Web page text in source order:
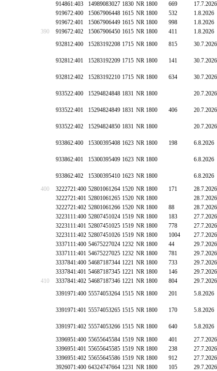
914861:403
14989083027 1830 NR 1800 669
17.7.2026
919672:400
15067906448 1615 NR 1800 532
1.8.2026
919672:401
15067906449 1615 NR 1800 998
1.8.2026
390
919672:402 15067906450 1615 NR 1800 411
1.8.2026
932812:400
15283192208 1715 NR 1800 815 30.7.2026
932812:401 15283192209 1715 NR 1800 141 30.7.2026
932812:402 15283192210 1715 NR 1800 634 30.7.2026
933522:400 15294824848 1831 NR 1800 20.7.2026
933522:401 15294824849 1831 NR 1800 406 20.7.2026
933522:402 15294824850 1831 NR 1800 20.7.2026
933862:400 15300395408 1623 NR 1800 198 6.8.2026
933862:401 15300395409 1623 NR 1800 6.8.2026
933862:402 15300395410 1623 NR 1800
6.8.2026
400
3222721:400 52801061264 1520 NR 1800 171
28.7.2026
3222721:401 52801061265 1520 NR 1800
28.7.2026
3222721:402 52801061266 1520 NR 1800 88
28.7.2026
3223111:400 52807451024 1519 NR 1800 183
27.7.2026
3223111:401 52807451025 1519 NR 1800 778
27.7.2026
3223111:402 52807451026 1519 NR 1800 1004
27.7.2026
3337111:400 54675227024 1232 NR 1800 44
29.7.2026
3337111:401 54675227025 1232 NR 1800 781
29.7.2026
3337841:400 54687187344 1221 NR 1800 733
29.7.2026
3337841:401 54687187345 1221 NR 1800 146
29.7.2026
410
3337841:402 54687187346 1221 NR 1800 804
29.7.2026
3391971:400 55574053264 1515 NR 1800 201 5.8.2026
3391971:401 55574053265 1515 NR 1800 170 5.8.2026
3391971:402 55574053266 1515 NR 1800 640
5.8.2026
3396951:400 55655645584 1519 NR 1800 401
27.7.2026
3396951:401 55655645585 1519 NR 1800 238
27.7.2026
3396951:402 55655645586 1519 NR 1800 912
27.7.2026
3926071:400 64324747664 1231 NR 1800 105
29.7.2026